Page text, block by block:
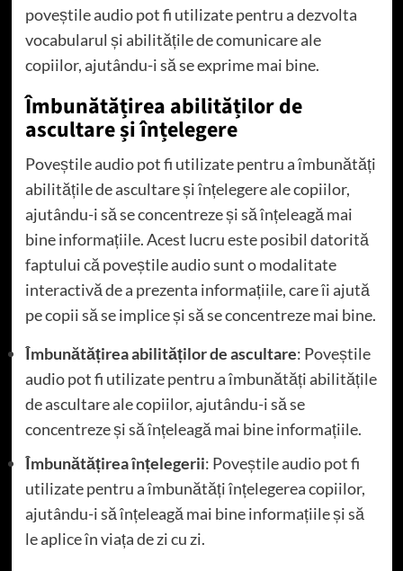
poveștile audio pot fi utilizate pentru a dezvolta
vocabularul și abilitățile de comunicare ale
copiilor, ajutându-i să se exprime mai bine.
Îmbunătățirea abilităților de
ascultare și înțelegere
Poveștile audio pot fi utilizate pentru a îmbunătăți
abilitățile de ascultare și înțelegere ale copiilor,
ajutându-i să se concentreze și să înțeleagă mai
bine informațiile. Acest lucru este posibil datorită
faptului că poveștile audio sunt o modalitate
interactivă de a prezenta informațiile, care îi ajută
pe copii să se implice și să se concentreze mai bine.
Îmbunătățirea abilităților de ascultare: Poveștile
audio pot fi utilizate pentru a îmbunătăți abilitățile
de ascultare ale copiilor, ajutându-i să se
concentreze și să înțeleagă mai bine informațiile.
Îmbunătățirea înțelegerii: Poveștile audio pot fi
utilizate pentru a îmbunătăți înțelegerea copiilor,
ajutându-i să înțeleagă mai bine informațiile și să
le aplice în viața de zi cu zi.